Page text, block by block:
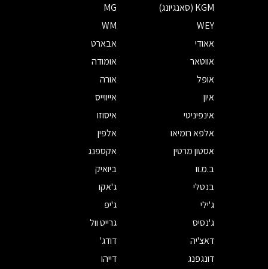
KGM (סאנגיונג)
MG
WEY
WM
אאודי
אבארט
אווטאר
אומודה
אופל
אורה
איון
אייווייס
אינפיניטי
איסוזו
אלפא רומיאו
אלפין
אסטון מרטין
אקספנג
ב.מ.וו
ביואיק
בנטלי
ג'אקו
ג'ילי
ג'יפ
ג'נסיס
גרייט וול
דאצ'יה
דודג'
דונגפנג
דייהו